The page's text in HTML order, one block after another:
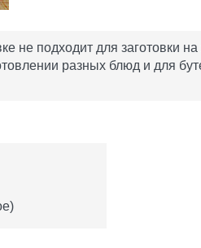
не подходит для заготовки на
разных блюд и для